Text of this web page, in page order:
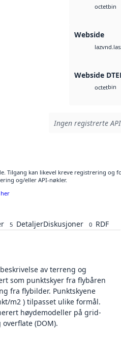
octetbin
Webside
laz
Webside
octetbin
Ingen registrerte
Tilgang kan likevel kreve registrering og
og/eller API-nøkler.
5 DetaljerDiskusjoner 0 RDF
av terreng og
som punktskyer fra flybåren
fra flybilder. Punktskyene
m2 ) tilpasset ulike formål.
høydemodeller på grid-
(DOM).